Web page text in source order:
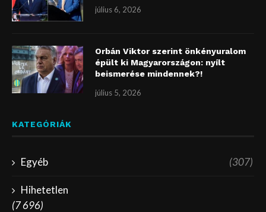
július 6, 2026
Orbán Viktor szerint önkényuralom
épült ki Magyarországon: nyílt
beismerése mindennek?!
július 5, 2026
KATEGÓRIÁK
Egyéb (307)
Hihetetlen
(7 696)